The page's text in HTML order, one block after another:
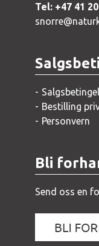
Tel: +47 41
Bestilling
Personvern
Bli
Send oss en